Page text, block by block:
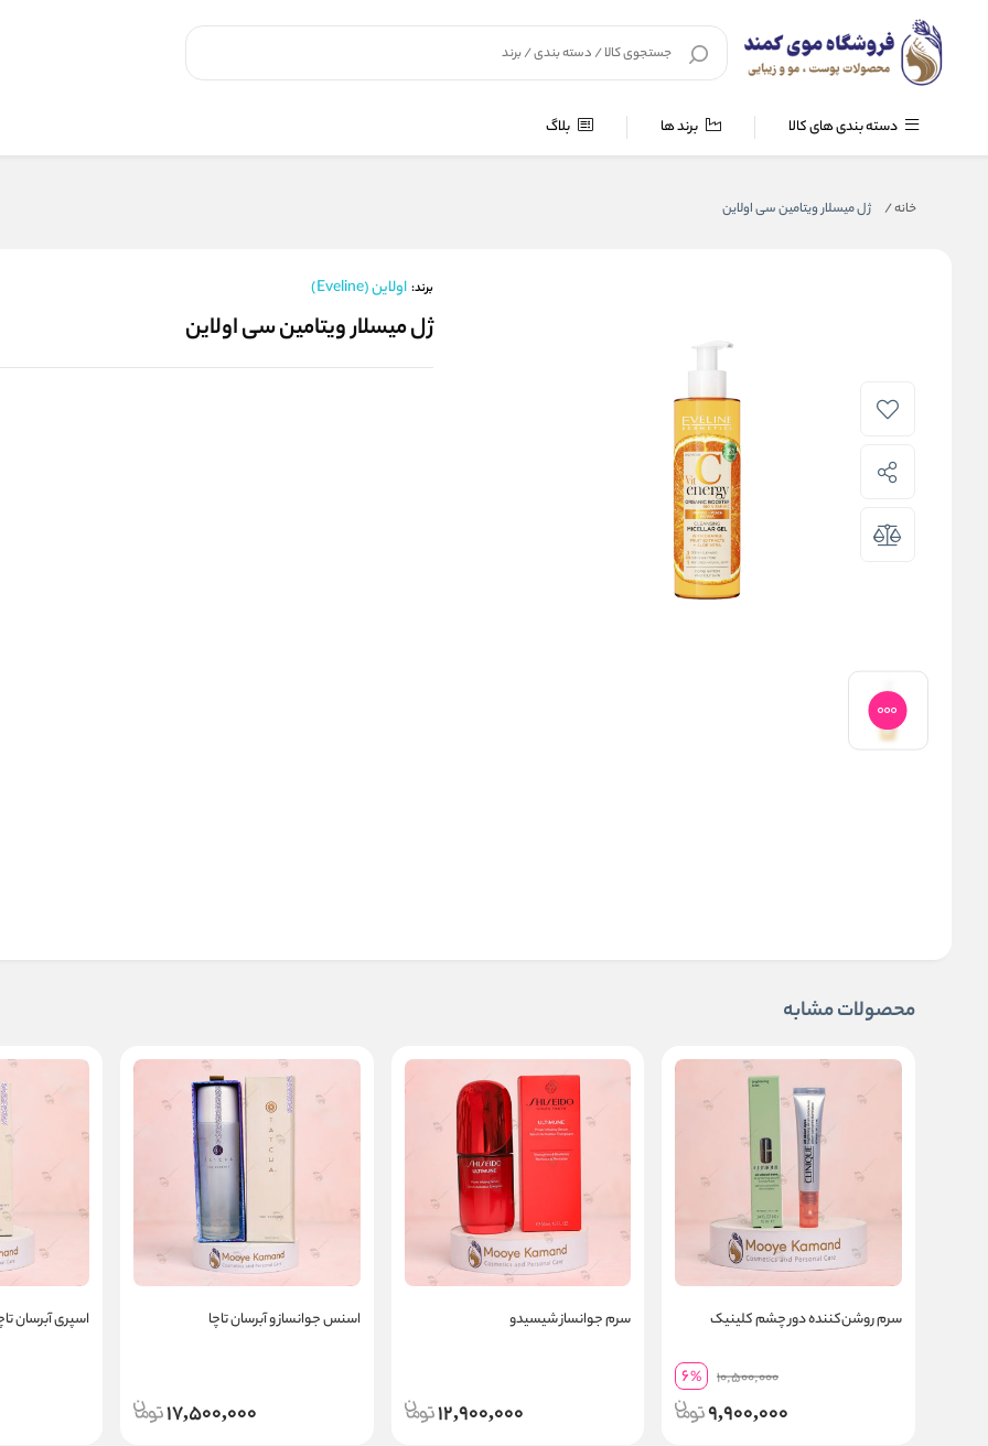
دسته بندی های کالا برند ها بلاگ
خانه/ ژل میسلار ویتامین سی اولاین
برند: اولاین (Eveline)
ژل میسلار ویتامین سی اولاین
محصولات مشابه
سرم روشن‌کننده دور چشم کلینیک
10,500,000
6%
9,900,000
سرم جوانساز شیسیدو
12,900,000
اسنس جوانساز و آبرسان تاچا
17,500,000
اسپری آبرسان